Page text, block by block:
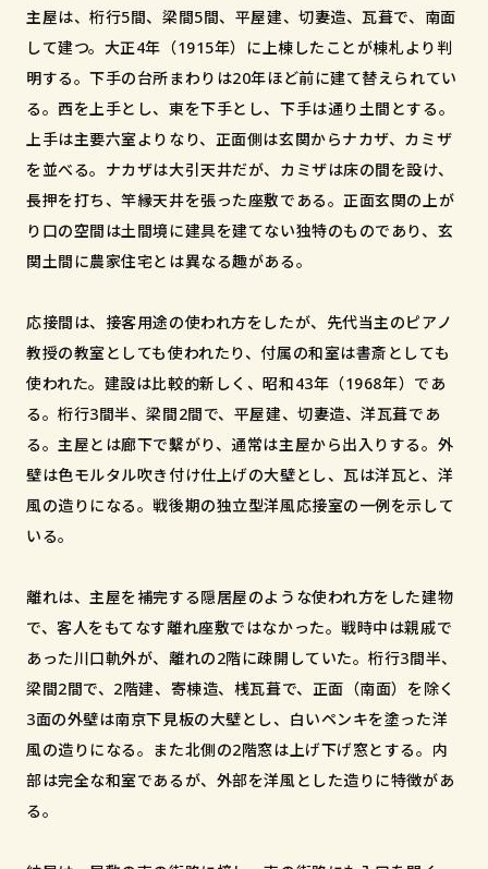
主屋は、桁行5間、梁間5間、平屋建、切妻造、瓦葺で、南面
して建つ。大正4年（1915年）に上棟したことが棟札より判
明する。下手の台所まわりは20年ほど前に建て替えられてい
る。西を上手とし、東を下手とし、下手は通り土間とする。
上手は主要六室よりなり、正面側は玄関からナカザ、カミザ
を並べる。ナカザは大引天井だが、カミザは床の間を設け、
長押を打ち、竿縁天井を張った座敷である。正面玄関の上が
り口の空間は土間境に建具を建てない独特のものであり、玄
関土間に農家住宅とは異なる趣がある。
応接間は、接客用途の使われ方をしたが、先代当主のピアノ
教授の教室としても使われたり、付属の和室は書斎としても
使われた。建設は比較的新しく、昭和43年（1968年）であ
る。桁行3間半、梁間2間で、平屋建、切妻造、洋瓦葺であ
る。主屋とは廊下で繫がり、通常は主屋から出入りする。外
壁は色モルタル吹き付け仕上げの大壁とし、瓦は洋瓦と、洋
風の造りになる。戦後期の独立型洋風応接室の一例を示して
いる。
離れは、主屋を補完する隠居屋のような使われ方をした建物
で、客人をもてなす離れ座敷ではなかった。戦時中は親戚で
あった川口軌外が、離れの2階に疎開していた。桁行3間半、
梁間2間で、2階建、寄棟造、桟瓦葺で、正面（南面）を除く
3面の外壁は南京下見板の大壁とし、白いペンキを塗った洋
風の造りになる。また北側の2階窓は上げ下げ窓とする。内
部は完全な和室であるが、外部を洋風とした造りに特徴があ
る。